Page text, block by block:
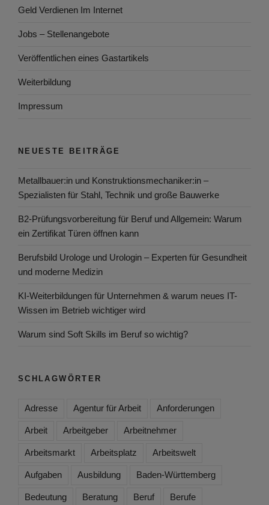
Geld Verdienen Im Internet
Jobs – Stellenangebote
Veröffentlichen eines Gastartikels
Weiterbildung
Impressum
NEUESTE BEITRÄGE
Metallbauer:in und Konstruktionsmechaniker:in –
Spezialisten für Stahl, Technik und große Bauwerke
B2-Prüfungsvorbereitung für Beruf und Allgemein: Warum
ein Zertifikat Türen öffnen kann
Berufsbild Urologe und Urologin – Experten für Gesundheit
und moderne Medizin
KI-Weiterbildungen für Unternehmen & warum neues IT-
Wissen im Betrieb wichtiger wird
Warum sind Soft Skills im Beruf so wichtig?
SCHLAGWÖRTER
Adresse Agentur für Arbeit Anforderungen
Arbeit Arbeitgeber Arbeitnehmer
Arbeitsmarkt Arbeitsplatz Arbeitswelt
Aufgaben Ausbildung Baden-Württemberg
Bedeutung Beratung Beruf Berufe